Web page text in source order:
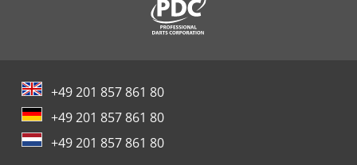
+49 201 857 861 80
+49 201 857 861 80
+49 201 857 861 80